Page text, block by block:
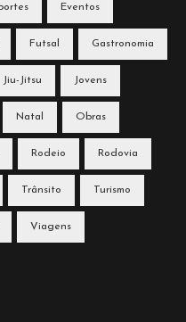
Eventos
Futsal Gastronomia
Jiu-Jitsu Jovens
Natal Obras
Rodeio Rodovia
Trânsito Turismo
Viagens